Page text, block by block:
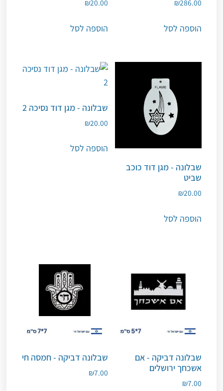
₪286.00
הוספה לסל
₪20.00
הוספה לסל
שבלונה - מגן דוד כוכב
שביט
₪20.00
הוספה לסל
שבלונה - מגן דוד נסיכה 2
₪20.00
הוספה לסל
שבלונה דביקה - אם
אשכחך ירושלים
₪7.00
שבלונה דביקה - חמסה חי
₪7.00